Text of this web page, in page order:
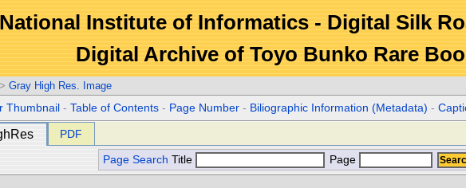
National Institute of Informatics - Digital Silk
Digital Archive of Toyo Bunko Rare
> Gray High Res. Image
Thumbnail -Table of Contents - Page Number - Biliographic Information (Metadata) -
PDF
Page Search Title Page